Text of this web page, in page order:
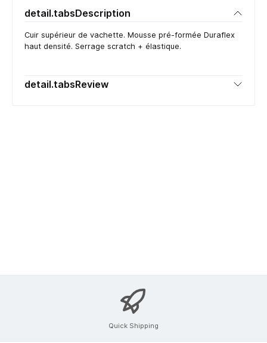
detail.tabsDescription
Cuir supérieur de vachette. Mousse pré-formée Duraflex
haut densité. Serrage scratch + élastique.
detail.tabsReview
Quick Shipping